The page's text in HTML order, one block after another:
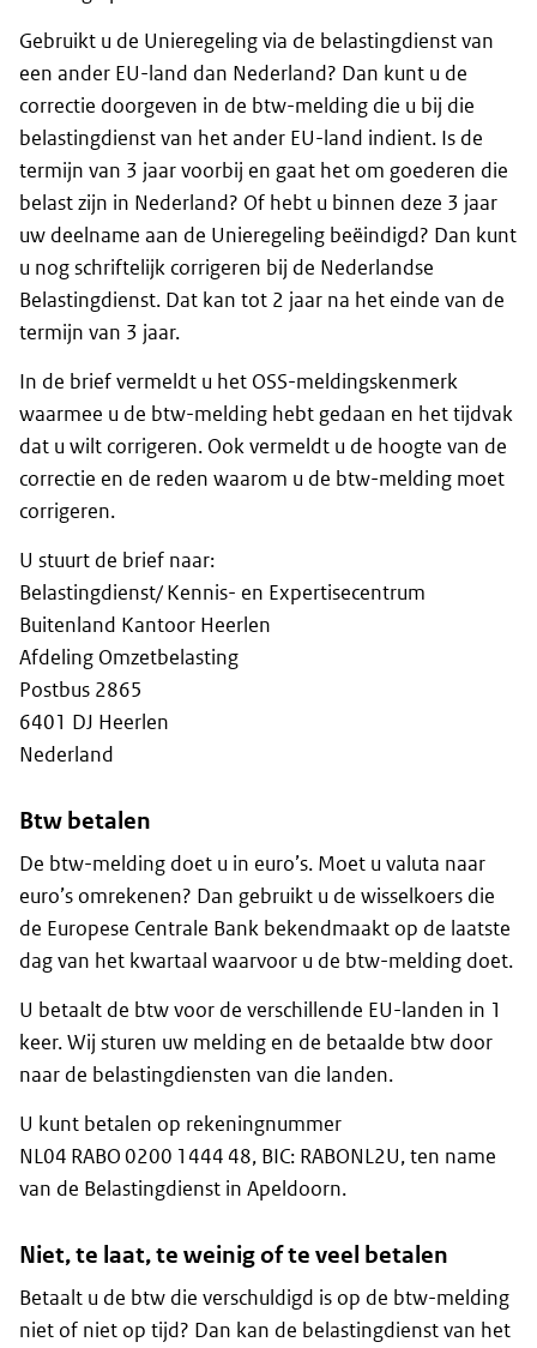
Gebruikt u de Unieregeling via de belastingdienst van
een ander EU-land dan Nederland? Dan kunt u de
correctie doorgeven in de btw-melding die u bij die
belastingdienst van het ander EU-land indient. Is de
termijn van 3 jaar voorbij en gaat het om goederen die
belast zijn in Nederland? Of hebt u binnen deze 3 jaar
uw deelname aan de Unieregeling beëindigd? Dan kunt
u nog schriftelijk corrigeren bij de Nederlandse
Belastingdienst. Dat kan tot 2 jaar na het einde van de
termijn van 3 jaar.
In de brief vermeldt u het OSS-meldingskenmerk
waarmee u de btw-melding hebt gedaan en het tijdvak
dat u wilt corrigeren. Ook vermeldt u de hoogte van de
correctie en de reden waarom u de btw-melding moet
corrigeren.
U stuurt de brief naar:
Belastingdienst/ Kennis- en Expertisecentrum
Buitenland Kantoor Heerlen
Afdeling Omzetbelasting
Postbus 2865
6401 DJ Heerlen
Nederland
Btw betalen
De btw-melding doet u in euro’s. Moet u valuta naar
euro’s omrekenen? Dan gebruikt u de wisselkoers die
de Europese Centrale Bank bekendmaakt op de laatste
dag van het kwartaal waarvoor u de btw-melding doet.
U betaalt de btw voor de verschillende EU-landen in 1
keer. Wij sturen uw melding en de betaalde btw door
naar de belastingdiensten van die landen.
U kunt betalen op rekeningnummer
NL04 RABO 0200 1444 48, BIC: RABONL2U, ten name
van de Belastingdienst in Apeldoorn.
Niet, te laat, te weinig of te veel betalen
Betaalt u de btw die verschuldigd is op de btw-melding
niet of niet op tijd? Dan kan de belastingdienst van het